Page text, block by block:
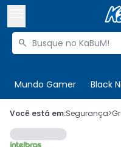
Buscar produtos

Mundo Gamer Black
 Olá. Acesse sua
 Departamentos
Você está em:Segurança>